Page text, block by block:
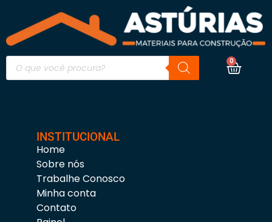
0
INSTITUCIONAL
Home
Sobre nós
Trabalhe Conosco
Minha conta
Contato